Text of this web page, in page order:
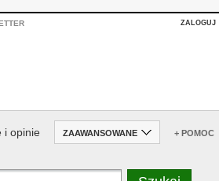
ZALOGUJ
i opinie ZAAWANSOWANE + POMOC